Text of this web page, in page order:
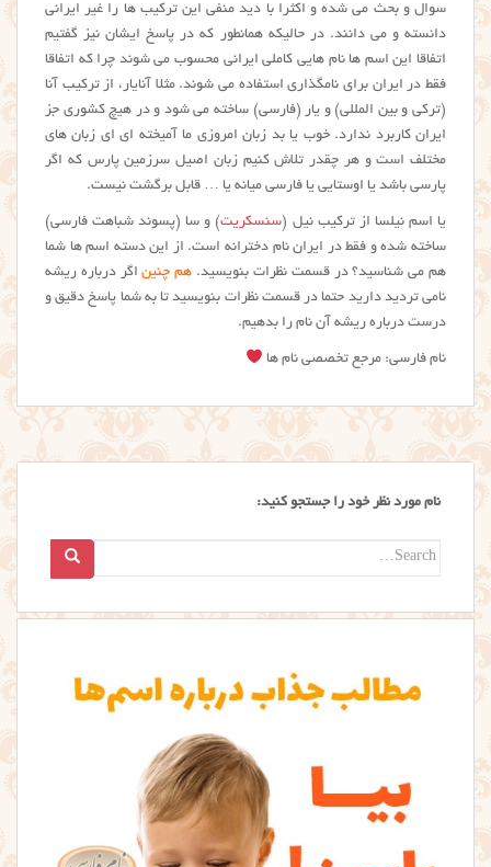
سوال و بحث می شده و اکثرا با دید منفی این ترکیب ها را غیر ایرانی
دانسته و می دانند. در حالیکه همانطور که در پاسخ ایشان نیز گفتیم
اتفاقا این اسم ها نام هایی کاملی ایرانی محسوب می شوند چرا که اتفاقا
فقط در ایران برای نامگذاری استفاده می شوند. مثلا آنایار، از ترکیب آنا
(ترکی و بین المللی) و یار (فارسی) ساخته می شود و در هیچ کشوری جز
ایران کاربرد ندارد. خوب یا بد زبان امروزی ما آمیخته ای ای زبان های
مختلف است و هر چقدر تلاش کنیم زبان اصیل سرزمین پارس که اگر
پارسی باشد یا اوستایی یا فارسی میانه یا … قابل برگشت نیست.
یا اسم نیلسا از ترکیب نیل (سنسکریت) و سا (پسوند شباهت فارسی)
ساخته شده و فقط در ایران نام دخترانه است. از این دسته اسم ها شما
هم می شناسید؟ در قسمت نظرات بنویسید. هم چنیناگر درباره ریشه
نامی تردید دارید حتما در قسمت نظرات بنویسید تا به شما پاسخ دقیق و
درست درباره ریشه آن نام را بدهیم.
نام فارسی: مرجع تخصصی نام ها
نام مورد نظر خود را جستجو کنید:
Search